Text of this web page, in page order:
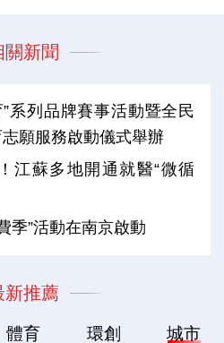
關新聞
系列品牌賽事活動暨全民
願服務啟動儀式舉辦
江蘇多地開通就醫“微循
季”活動在南京啟動
新推薦
體育 環創 城市